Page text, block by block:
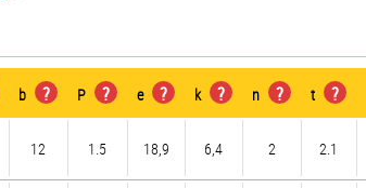
b ? P ? e ? k ? n ? t ?
12 1.5 18,9 6,4 2 2.1